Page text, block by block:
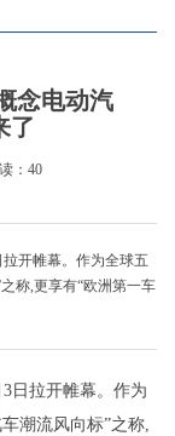
念电动汽
了
：40
拉开帷幕。作为全球五
称,更享有“欧洲第一车
日拉开帷幕。作为
潮流风向标”之称,